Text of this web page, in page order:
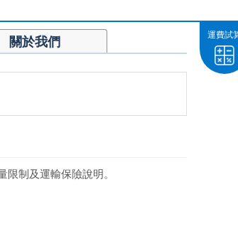
運費試
關於我們
制及運輸保險說明。